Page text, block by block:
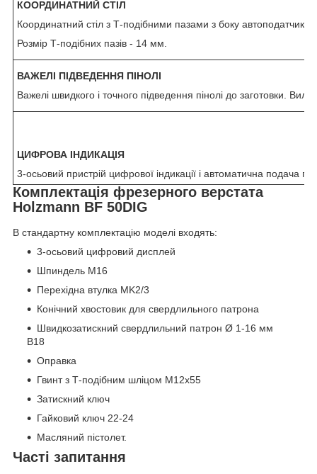
КООРДИНАТНИЙ СТІЛ
Координатний стіл з Т-подібними пазами з боку автоподатчика.
Розмір Т-подібних пазів - 14 мм.
ВАЖЕЛІ ПІДВЕДЕННЯ ПІНОЛІ
Важелі швидкого і точного підведення пінолі до заготовки.
ЦИФРОВА ІНДИКАЦІЯ
3-осьовий пристрій цифрової індикації і автоматична подача по
Комплектація фрезерного верстата
Holzmann BF 50DIG
В стандартну комплектацію моделі входять:
3-осьовий цифровий дисплей
Шпиндель M16
Перехідна втулка MK2/3
Конічний хвостовик для свердлильного патрона
Швидкозатискний свердлильний патрон Ø 1-16 мм
B18
Оправка
Гвинт з Т-подібним шліцом M12x55
Затискний ключ
Гайковий ключ 22-24
Масляний пістолет.
Часті запитання